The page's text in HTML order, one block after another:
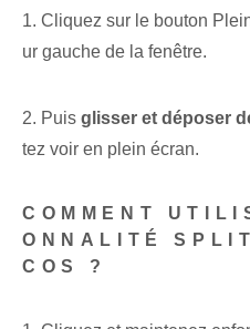
1. Cliquez sur le bouton
ur gauche de la fenêtre.
2. Puis glisser et déposer
tez voir en plein écran.
COMMENT
ONNALITÉ
COS ?